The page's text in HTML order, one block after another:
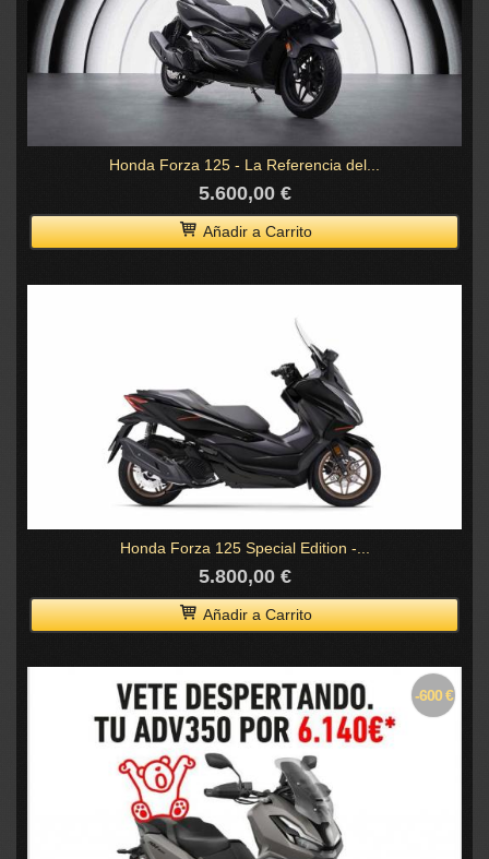
Honda Forza 125 - La Referencia del...
5.600,00 €
Añadir a Carrito
Honda Forza 125 Special Edition -...
5.800,00 €
Añadir a Carrito
-600 €